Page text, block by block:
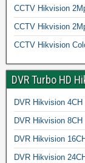
CCTV Hikvision
CCTV Hikvision
CCTV Hikvision
DVR Turbo HD
DVR Hikvision
DVR Hikvision
DVR Hikvision
DVR Hikvision